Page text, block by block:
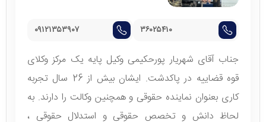
۳۶۰۲۵۴۱۰ ۰۹۱۲۱۳۵۳۹۰۷
جناب آقای شهریار پورحکیمی وکیل پایه یک مرکز وکلای
قوه قضاییه در پاکدشت. ایشان بیش از 26 سال تجربه
کاری بعنوان نماینده حقوقی و همچنین وکالت را دارند. به
لحاظ دانش و تخصص حقوقی و استدلال حقوقی ،